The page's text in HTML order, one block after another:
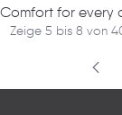
Comfort for every
Zeige 5 bis 8 von